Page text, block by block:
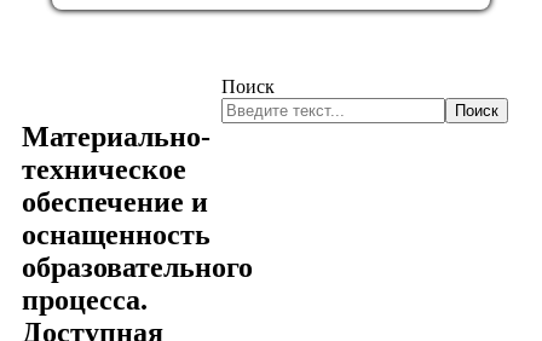
Поиск
Поиск
Материально-
техническое
обеспечение и
оснащенность
образовательного
процесса.
Доступная